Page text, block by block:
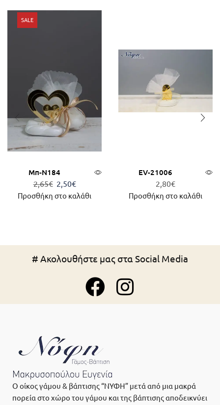
SALE
Μπ-Ν184
2,65€ 2,50€
Προσθήκη στο καλάθι
EV-21006
2,80€
Προσθήκη στο καλάθι
# Ακολουθήστε μας στα Social Media
Ο οίκος γάμου & βάπτισης “ΝΥΦΗ” μετά από μια μακρά
πορεία στο χώρο του γάμου και της βάπτισης αποδεικνύει